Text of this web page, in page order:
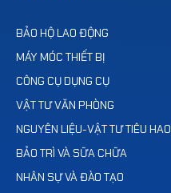
BẢO HỘ LAO ĐỘNG
MÁY MÓC THIẾT BỊ
CÔNG CỤ DỤNG CỤ
VẬT TƯ VĂN PHÒNG
NGUYÊN LIỆU-VẬT TƯ TIÊU HAO
BẢO TRÌ VÀ SỮA CHỮA
NHÂN SỰ VÀ ĐÀO TẠO